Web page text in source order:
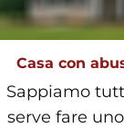
Casa con
Sappiamo
serve fare